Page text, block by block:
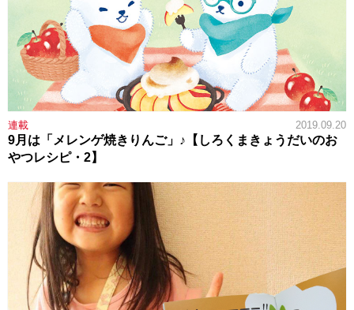
連載 2019.09.20
9月は「メレンゲ焼きりんご」♪【しろくまきょうだいのお
やつレシピ・2】